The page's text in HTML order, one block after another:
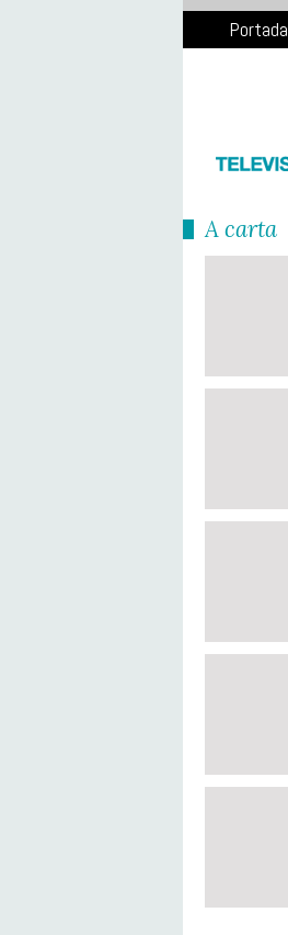
Portada
Á carta